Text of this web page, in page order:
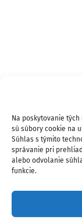
Na poskytovanie
sú súbory cookie na
Súhlas s týmito
správanie pri
alebo odvolanie
funkcie.